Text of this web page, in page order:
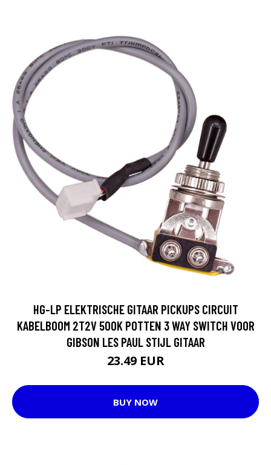
HG-LP ELEKTRISCHE GITAAR PICKUPS CIRCUIT
KABELBOOM 2T2V 500K POTTEN 3 WAY SWITCH VOOR
GIBSON LES PAUL STIJL GITAAR
23.49 EUR
BUY NOW